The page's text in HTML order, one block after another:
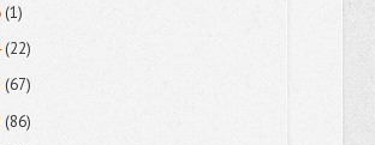
(1)
(22)
(67)
(86)